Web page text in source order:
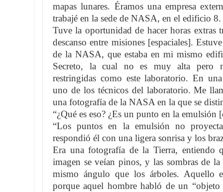
mapas lunares. Éramos una empresa
trabajé en la sede de NASA, en el edificio 8.
Tuve la oportunidad de hacer horas extras
descanso entre misiones [espaciales].
de la NASA, que estaba en mi mismo
Secreto, la cual no es muy alta pero
restringidas como este laboratorio. En
uno de los técnicos del laboratorio. Me
una fotografía de la NASA en la que se
“¿Qué es eso? ¿Es un punto en la emulsión
“Los puntos en la emulsión no
respondió él con una ligera sonrisa y los
Era una fotografía de la Tierra, entiendo
imagen se veían pinos, y las sombras de
mismo ángulo que los árboles. Aquello
porque aquel hombre habló de un